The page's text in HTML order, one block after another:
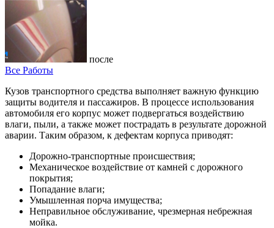
после
Все Работы
Кузов транспортного средства выполняет важную функцию
защиты водителя и пассажиров. В процессе использования
автомобиля его корпус может подвергаться воздействию
влаги, пыли, а также может пострадать в результате дорожной
аварии. Таким образом, к дефектам корпуса приводят:
Дорожно-транспортные происшествия;
Механическое воздействие от камней с дорожного
покрытия;
Попадание влаги;
Умышленная порча имущества;
Неправильное обслуживание, чрезмерная небрежная
мойка.